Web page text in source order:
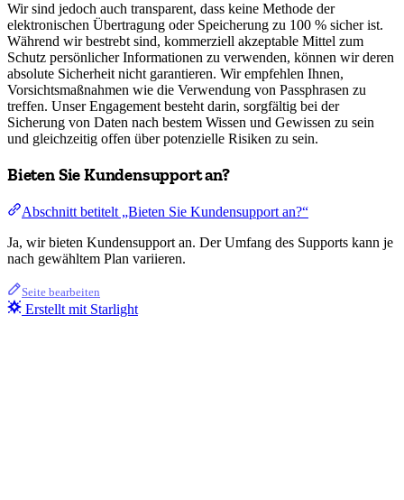
Wir sind jedoch auch transparent, dass keine Methode der
elektronischen Übertragung oder Speicherung zu 100 % sicher ist.
Während wir bestrebt sind, kommerziell akzeptable Mittel zum
Schutz persönlicher Informationen zu verwenden, können wir deren
absolute Sicherheit nicht garantieren. Wir empfehlen Ihnen,
Vorsichtsmaßnahmen wie die Verwendung von Passphrasen zu
treffen. Unser Engagement besteht darin, sorgfältig bei der
Sicherung von Daten nach bestem Wissen und Gewissen zu sein
und gleichzeitig offen über potenzielle Risiken zu sein.
Bieten Sie Kundensupport an?
Abschnitt betitelt „Bieten Sie Kundensupport an?“
Ja, wir bieten Kundensupport an. Der Umfang des Supports kann je
nach gewähltem Plan variieren.
Seite bearbeiten
Erstellt mit Starlight